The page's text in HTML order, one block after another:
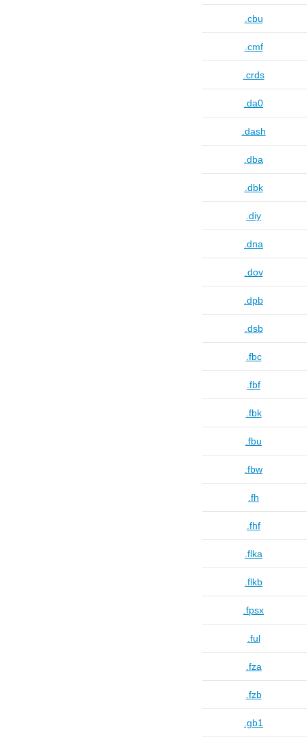
.cbu
.cmf
.crds
.da0
.dash
.dba
.dbk
.diy
.dna
.dov
.dpb
.dsb
.fbc
.fbf
.fbk
.fbu
.fbw
.fh
.fhf
.flka
.flkb
.fpsx
.ful
.fza
.fzb
.gb1